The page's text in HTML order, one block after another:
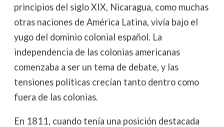
principios del siglo XIX, Nicaragua, como muchas
otras naciones de América Latina, vivía bajo el
yugo del dominio colonial español. La
independencia de las colonias americanas
comenzaba a ser un tema de debate, y las
tensiones políticas crecían tanto dentro como
fuera de las colonias.
En 1811, cuando tenía una posición destacada